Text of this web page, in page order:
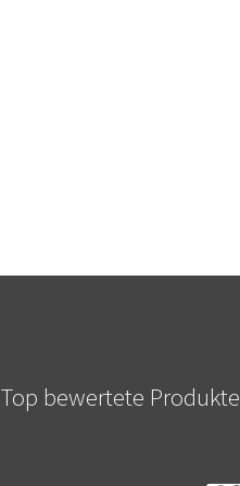
Top bewertete Produkte